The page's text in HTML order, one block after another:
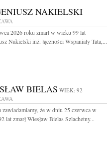
NAKIELSKI
2026 roku zmarł w wieku 99 lat
Nakielski inż. łączności Wspaniały Tata,...
BIELAS WIEK: 92
zawiadamiamy, że w dniu 25 czerwca w
lat zmarł Wiesław Bielas Szlachetny...